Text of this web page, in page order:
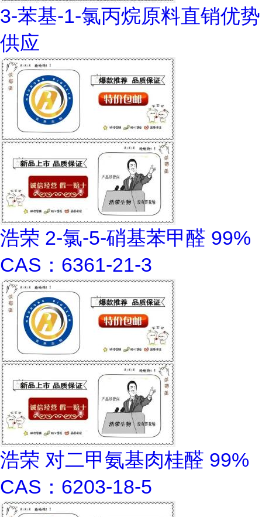
3-苯基-1-氯丙烷原料直销优势
供应
浩荣 2-氯-5-硝基苯甲醛 99%
CAS：6361-21-3
浩荣 对二甲氨基肉桂醛 99%
CAS：6203-18-5